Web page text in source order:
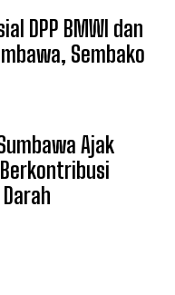
DPP BMWI dan
Sembako
Ajak